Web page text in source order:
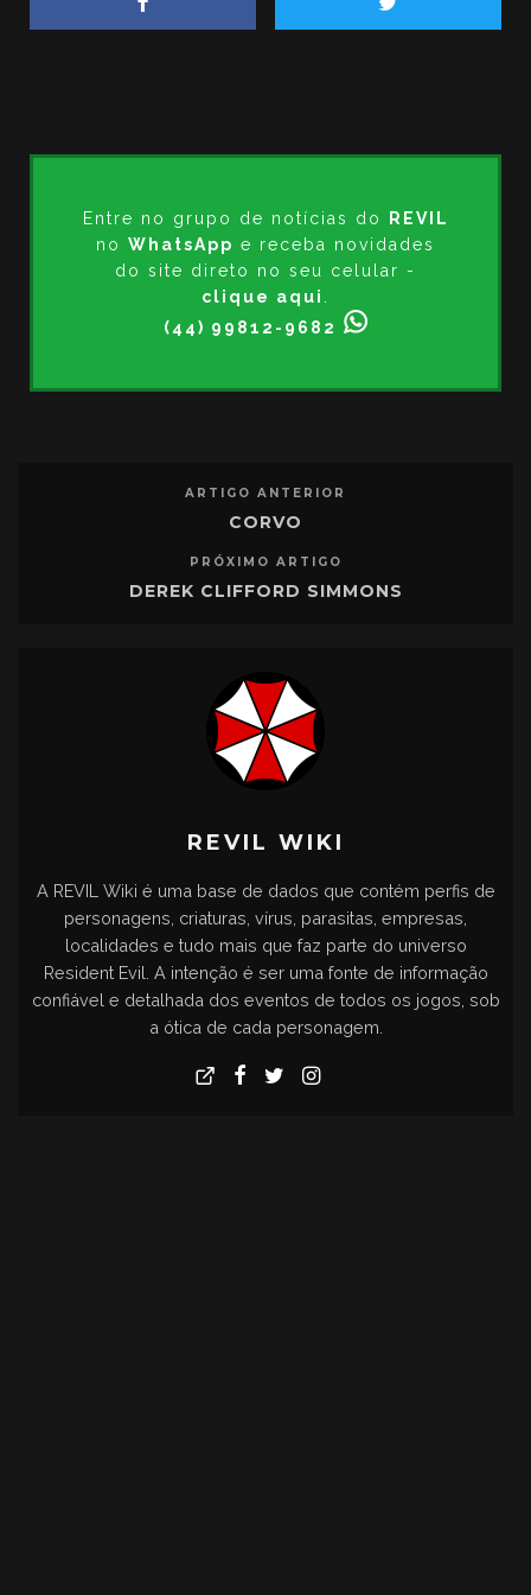
Entre no grupo de notícias do
REVIL
no WhatsApp e receba novidades
do site direto no seu celular -
clique aqui .
(44) 99812-9682
ARTIGO ANTERIOR
CORVO
PRÓXIMO ARTIGO
DEREK CLIFFORD SIMMONS
REVIL WIKI
A REVIL Wiki é uma base de dados que contém perfis de
personagens, criaturas, vírus, parasitas, empresas,
localidades e tudo mais que faz parte do universo
Resident Evil. A intenção é ser uma fonte de informação
confiável e detalhada dos eventos de todos os jogos, sob
a ótica de cada personagem.